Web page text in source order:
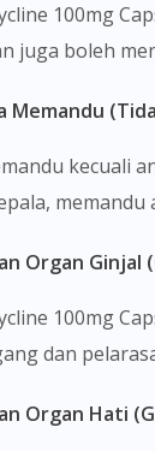
100mg
juga boleh
Memandu
kecuali
Organ
100mg
dan
Organ Hati